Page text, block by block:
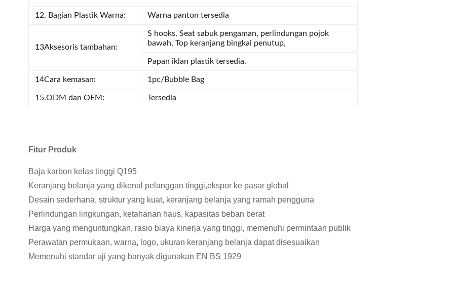
12. Bagian Plastik Warna: Warna panton tersedia
13Aksesoris tambahan:
S hooks, Seat sabuk pengaman, perlindungan pojok
bawah, Top keranjang bingkai penutup,
Papan iklan plastik tersedia.
14Cara kemasan: 1pc/Bubble Bag
15.ODM dan OEM: Tersedia
Fitur Produk
Baja karbon kelas tinggi Q195
Keranjang belanja yang dikenal pelanggan tinggi,ekspor ke pasar global
Desain sederhana, struktur yang kuat, keranjang belanja yang ramah pengguna
Perlindungan lingkungan, ketahanan haus, kapasitas beban berat
Harga yang menguntungkan, rasio biaya kinerja yang tinggi, memenuhi permintaan publik
Perawatan permukaan, warna, logo, ukuran keranjang belanja dapat disesuaikan
Memenuhi standar uji yang banyak digunakan EN BS 1929